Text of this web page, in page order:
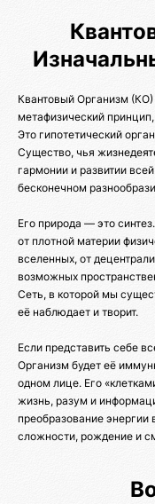
Квантовый Организм
метафизический
Это гипотетический
Существо, чья
гармонии и развитии
бесконечном
Его природа — это
от плотной материи
вселенных, от
возможных
Сеть, в которой мы
её наблюдает и творит.
Если представить себе
Организм будет её
одном лице. Его
жизнь, разум и
преобразование
сложности, рождение и